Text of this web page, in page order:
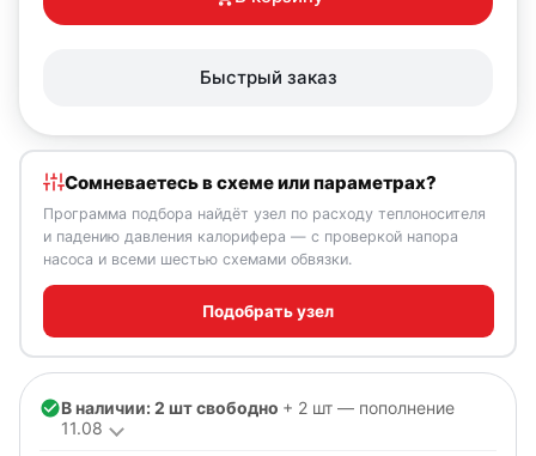
Быстрый заказ
Сомневаетесь в схеме или параметрах?
Программа подбора найдёт узел по расходу теплоносителя
и падению давления калорифера — с проверкой напора
насоса и всеми шестью схемами обвязки.
Подобрать узел
В наличии: 2 шт свободно + 2 шт — пополнение
11.08